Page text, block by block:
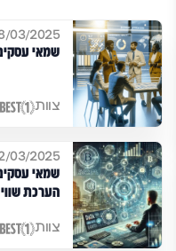
03/2025
שמאי
צוות
03/2025
שמאי
הערכת
צוות